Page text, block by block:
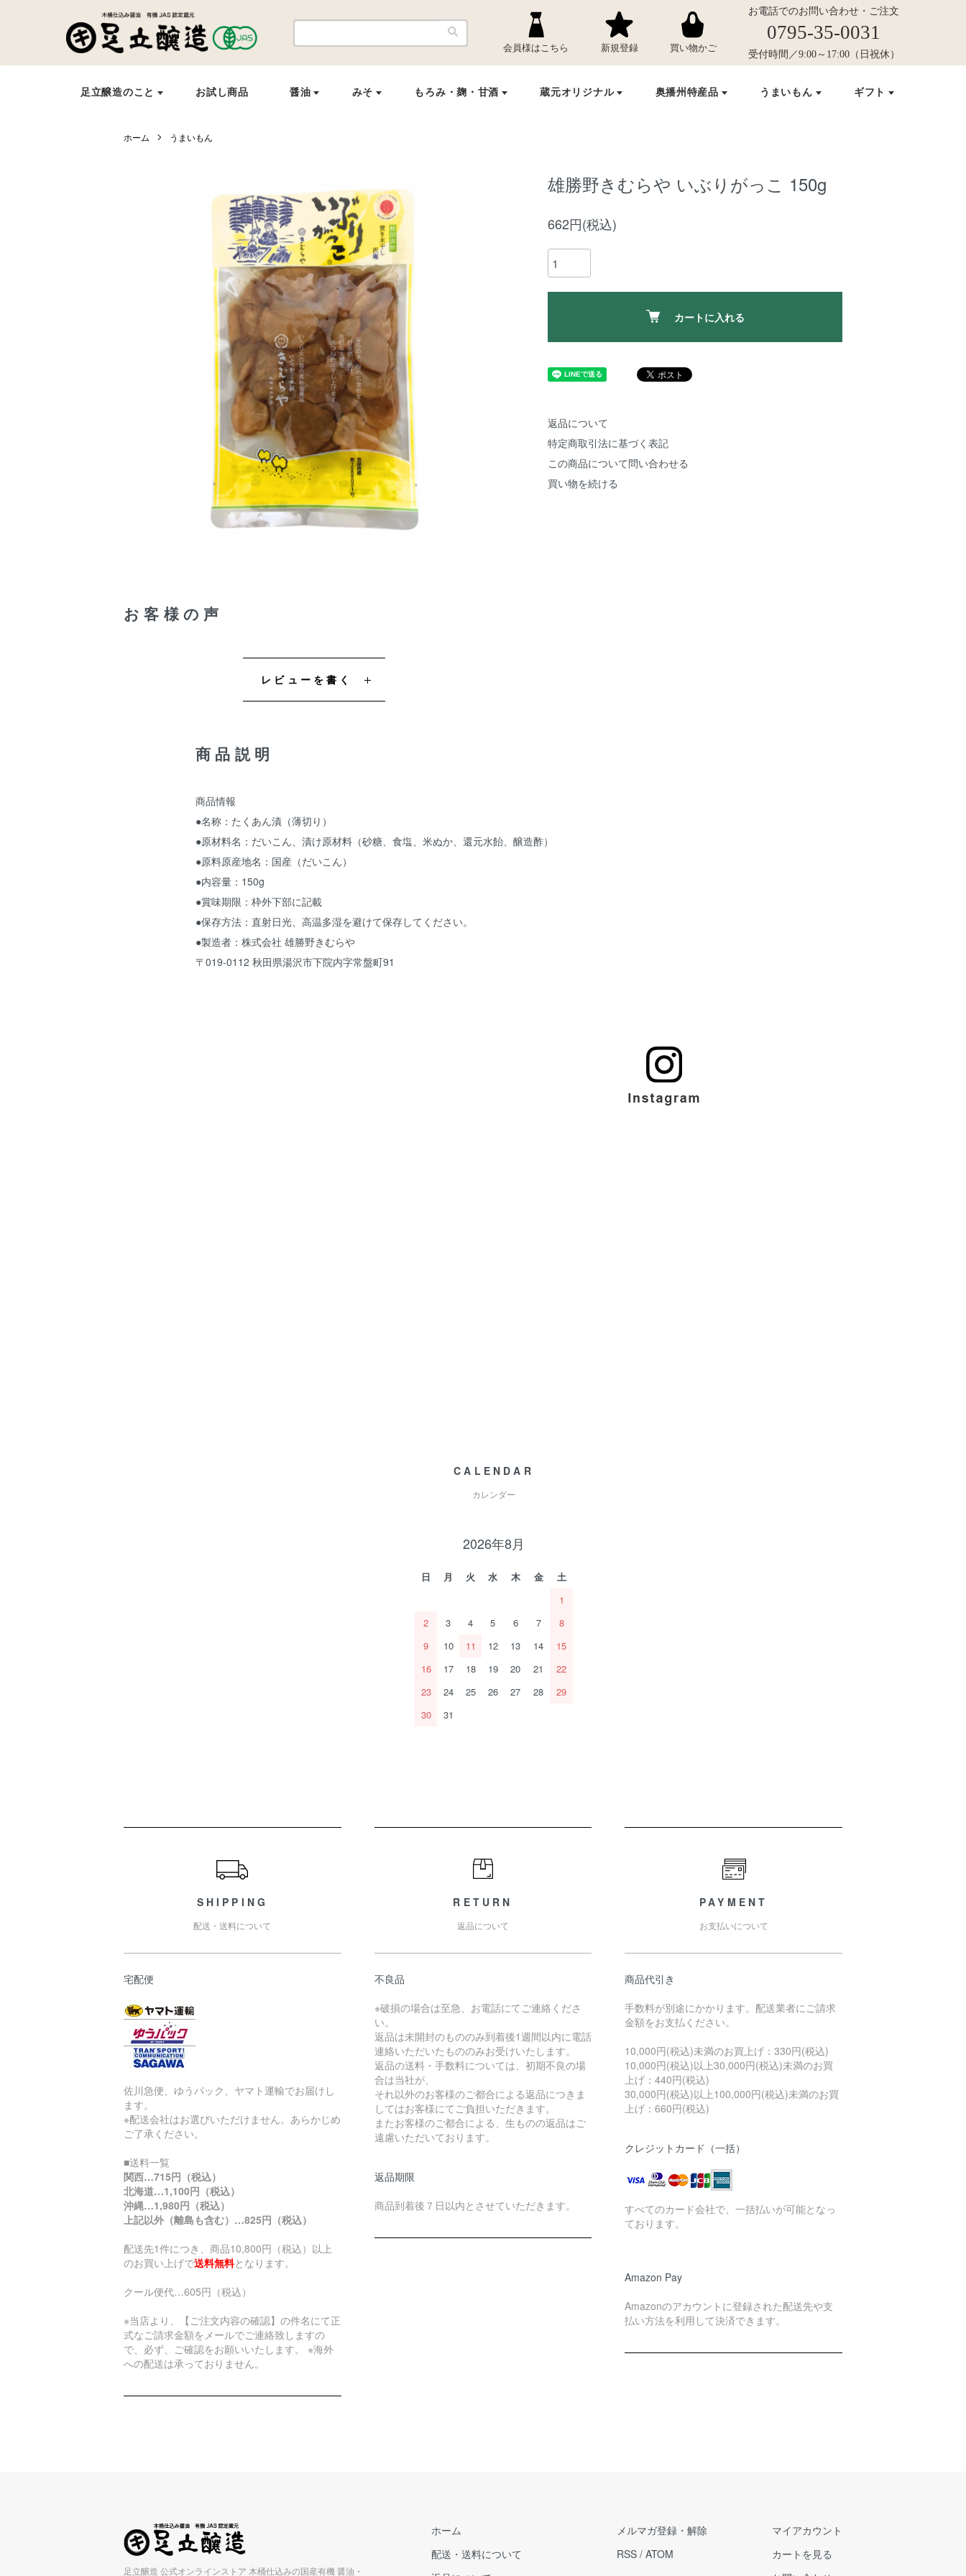
ホーム うまいもん
雄勝野きむらや いぶりがっこ 150g
662円(税込)
カートに入れる
返品について
特定商取引法に基づく表記
この商品について問い合わせる
買い物を続ける
商品説明
商品情報
●名称：たくあん漬（薄切り）
●原材料名：だいこん、漬け原材料（砂糖、食塩、米ぬか、還元水飴、醸造酢）
●原料原産地名：国産（だいこん）
●内容量：150g
●賞味期限：枠外下部に記載
●保存方法：直射日光、高温多湿を避けて保存してください。
●製造者：株式会社 雄勝野きむらや
〒019-0112 秋田県湯沢市下院内字常盤町91
お客様の声
レビューを書く
CALENDAR
カレンダー
2026年8月
日 月 火 水 木 金
土
1
2
3 4 5 6 7
8
9
10 11 12 13 14
15
16
17 18 19 20 21
22
23
24 25 26 27 28
29
30
31
SHIPPING
配送・送料について
宅配便
佐川急便、ゆうパック、ヤマト運輸でお届けし
ます。
※配送会社はお選びいただけません。あらかじめ
ご了承ください。
■送料一覧
関西…715円（税込）
北海道…1,100円（税込）
沖縄…1,980円（税込）
上記以外（離島も含む）…825円（税込）
配送先1件につき、商品10,800円（税込）以上
のお買い上げで送料無料となります。
クール便代…605円（税込）
※当店より、【ご注文内容の確認】の件名にて正
式なご請求金額をメールでご連絡致しますの
で、必ず、ご確認をお願いいたします。 ※海外
への配送は承っておりません。
RETURN
返品について
不良品
※破損の場合は至急、お電話にてご連絡くださ
い。
返品は未開封のもののみ到着後1週間以内に電話
連絡いただいたもののみお受けいたします。
返品の送料・手数料については、初期不良の場
合は当社が、
それ以外のお客様のご都合による返品につきま
してはお客様にてご負担いただきます。
またお客様のご都合による、生ものの返品はご
遠慮いただいております。
返品期限
商品到着後７日以内とさせていただきます。
PAYMENT
お支払いについて
商品代引き
手数料が別途にかかります。配送業者にご請求
金額をお支払ください。
10,000円(税込)未満のお買上げ：330円(税込)
10,000円(税込)以上30,000円(税込)未満のお買
上げ：440円(税込)
30,000円(税込)以上100,000円(税込)未満のお買
上げ：660円(税込)
クレジットカード（一括）
すべてのカード会社で、一括払いが可能となっ
ております。
Amazon Pay
Amazonのアカウントに登録された配送先や支
払い方法を利用して決済できます。
足立醸造 公式オンラインストア 木桶仕込みの国産有機 醤油・
ホーム
配送・送料について
メルマガ登録・解除
RSS / ATOM
マイアカウント
カートを見る